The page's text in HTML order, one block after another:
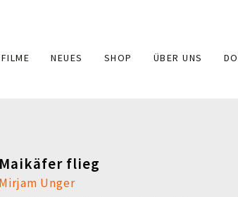
Main
FILME NEUES SHOP ÜBER UNS
Maikäfer flieg
Mirjam Unger